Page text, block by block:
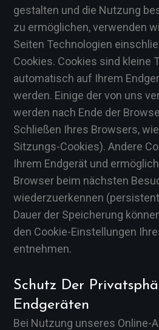
gestalten und die Nutzung
zu ermöglichen, verwenden
Seiten Technologien
Cookies. Cookies sind kleine
automatisch auf Ihrem
werden. Einige der von uns
werden nach Ende der
Schließen Ihres Browsers,
Sitzungs-Cookies). Andere
Ihrem Endgerät und
Browser beim nächsten
wiederzuerkennen
Dauer der Speicherung
den Cookie-Einstellungen
entnehmen.
Schutz Der
Endgeräten
Bei Nutzung unseres Online-